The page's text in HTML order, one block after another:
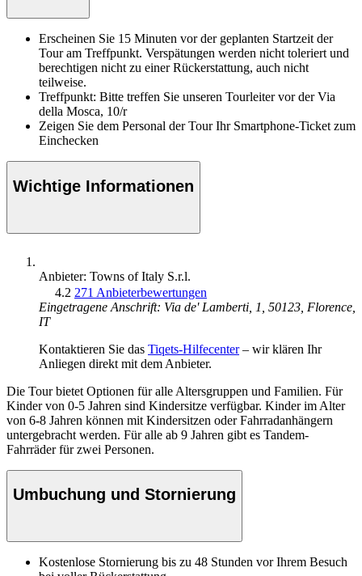
Erscheinen Sie 15 Minuten vor der geplanten Startzeit der
Tour am Treffpunkt. Verspätungen werden nicht toleriert und
berechtigen nicht zu einer Rückerstattung, auch nicht
teilweise.
Treffpunkt: Bitte treffen Sie unseren Tourleiter vor der Via
della Mosca, 10/r
Zeigen Sie dem Personal der Tour Ihr Smartphone-Ticket zum
Einchecken
Wichtige Informationen
Anbieter: Towns of Italy S.r.l.
4.2 271 Anbieterbewertungen
Eingetragene Anschrift: Via de' Lamberti, 1, 50123, Florence,
IT
Kontaktieren Sie das Tiqets-Hilfecenter– wir klären Ihr
Anliegen direkt mit dem Anbieter.
Die Tour bietet Optionen für alle Altersgruppen und Familien. Für
Kinder von 0-5 Jahren sind Kindersitze verfügbar. Kinder im Alter
von 6-8 Jahren können mit Kindersitzen oder Fahrradanhängern
untergebracht werden. Für alle ab 9 Jahren gibt es Tandem-
Fahrräder für zwei Personen.
Umbuchung und Stornierung
Kostenlose Stornierung bis zu 48 Stunden vor Ihrem Besuch